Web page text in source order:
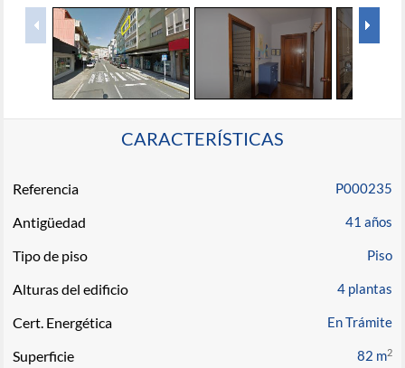
CARACTERÍSTICAS
Referencia P000235
Antigüedad 41 años
Tipo de piso Piso
Alturas del edificio 4 plantas
Cert. Energética En Trámite
Superficie 82 m2